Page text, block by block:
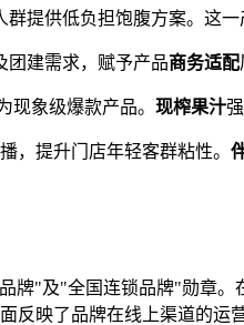
提供低负担饱腹方案。这
团建需求，赋予产品商务适配
现象级爆款产品。 现榨果汁
，提升门店年轻客群粘性。
牌"及"全国连锁品牌"勋章
映了品牌在线上渠道的运